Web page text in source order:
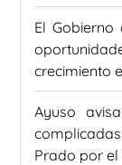
El
crecimiento
Ayuso
Prado por